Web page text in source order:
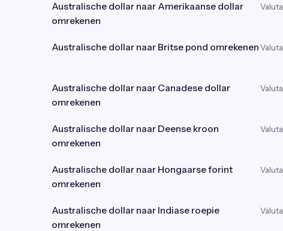
Australische dollar naar Amerikaanse dollar
omrekenen
Valuta
Australische dollar naar Britse pond omrekenenValuta
Australische dollar naar Canadese dollar
omrekenen
Valuta
Australische dollar naar Deense kroon
omrekenen
Valuta
Australische dollar naar Hongaarse forint
omrekenen
Valuta
Australische dollar naar Indiase roepie
omrekenen
Valuta